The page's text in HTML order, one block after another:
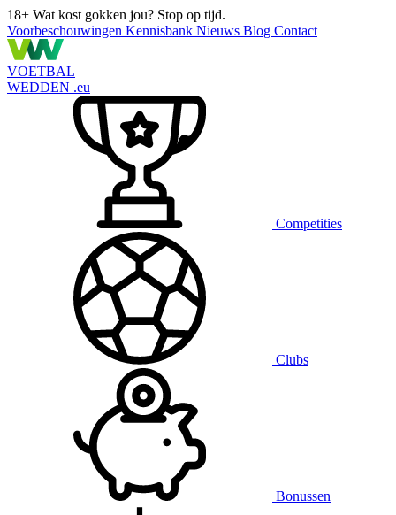
18+ Wat kost gokken jou? Stop op tijd.
Voorbeschouwingen Kennisbank Nieuws Blog Contact
VOETBAL
WEDDEN .eu
Competities
Clubs
Bonussen